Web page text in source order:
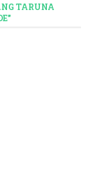
TARUNA